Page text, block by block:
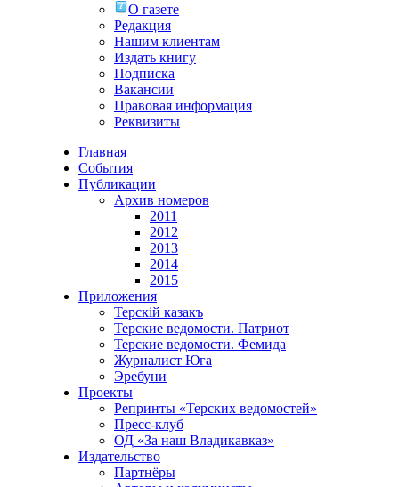
О газете
Редакция
Нашим клиентам
Издать книгу
Подписка
Вакансии
Правовая информация
Реквизиты
Главная
События
Публикации
Архив номеров
2011
2012
2013
2014
2015
Приложения
Терскiй казакъ
Терские ведомости. Патриот
Терские ведомости. Фемида
Журналист Юга
Эребуни
Проекты
Репринты «Терских ведомостей»
Пресс-клуб
ОД «За наш Владикавказ»
Издательство
Партнёры